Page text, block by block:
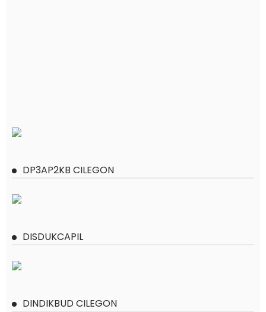
DP3AP2KB CILEGON
DISDUKCAPIL
DINDIKBUD CILEGON